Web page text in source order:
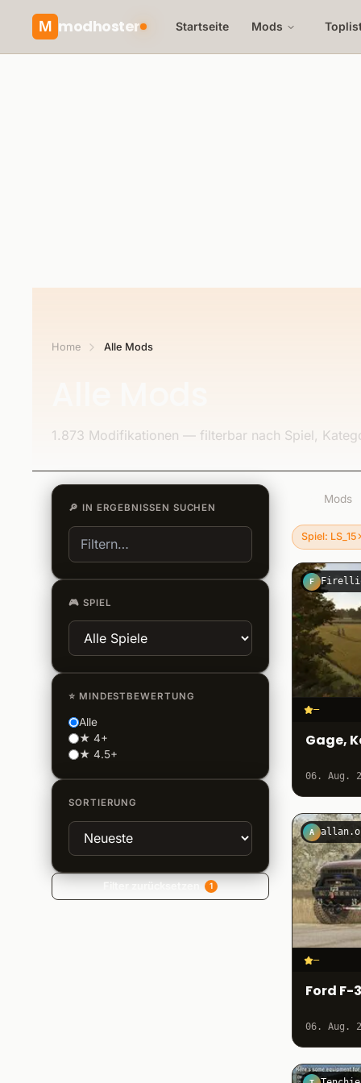
M modhoster Startseite Mods
Home Alle Mods
1.873 Modifikationen — filterbar nach Spiel,
🔎 IN ERGEBNISSEN SUCHEN
🎮 SPIEL
⭐ MINDESTBEWERTUNG
Alle
★ 4+
★ 4.5+
SORTIERUNG
1
Mods
Spiel: LS_15
Filter
F
–
Gage,
06. Aug.
A
–
Ford F-
06. Aug.